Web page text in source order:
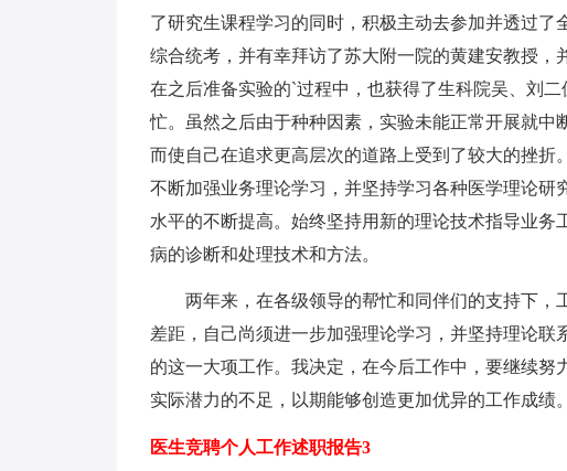
了研究生课程学习的同时，积极主动去参加并透过
综合统考，并有幸拜访了苏大附一院的黄建安教授，
在之后准备实验的`过程中，也获得了生科院吴、刘
忙。虽然之后由于种种因素，实验未能正常开展就
而使自己在追求更高层次的道路上受到了较大的挫
不断加强业务理论学习，并坚持学习各种医学理论
水平的不断提高。始终坚持用新的理论技术指导业
病的诊断和处理技术和方法。
两年来，在各级领导的帮忙和同伴们的支持下，
差距，自己尚须进一步加强理论学习，并坚持理论
的这一大项工作。我决定，在今后工作中，要继续
实际潜力的不足，以期能够创造更加优异的工作成绩。
医生竞聘个人工作述职报告3